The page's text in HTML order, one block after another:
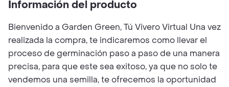
Información del producto
Bienvenido a Garden Green, Tú Vivero Virtual Una vez
realizada la compra, te indicaremos como llevar el
proceso de germinación paso a paso de una manera
precisa, para que este sea exitoso, ya que no solo te
vendemos una semilla, te ofrecemos la oportunidad